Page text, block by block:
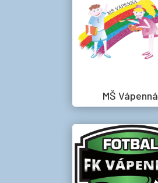
MŠ Vápenná